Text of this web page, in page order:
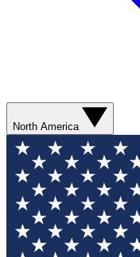
North America